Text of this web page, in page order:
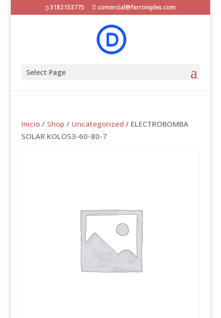
3182153775 comercial@ferroniples.com
Select Page
Inicio/ Shop / Uncategorized / ELECTROBOMBA
SOLAR KOLOS3-60-80-7